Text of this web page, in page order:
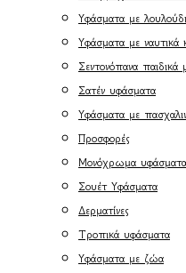
Υφάσματα με
Υφάσματα με ναυτικά
Σεντονόπανα
Σατέν υφάσματα
Υφάσματα με
Προσφορές
Μονόχρωμα υφάσματα
Σουέτ Υφάσματα
Δερματίνες
Τροπικά υφάσματα
Υφάσματα με ζώα